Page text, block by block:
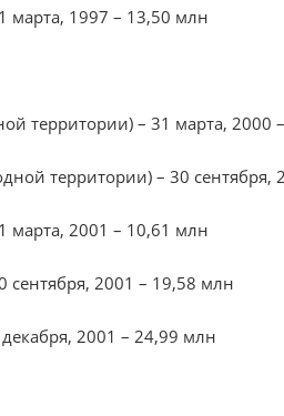
марта, 1997 – 13,50 млн
территории) – 31 марта, 2000
территории) – 30 сентября,
марта, 2001 – 10,61 млн
сентября, 2001 – 19,58 млн
2001 – 24,99 млн